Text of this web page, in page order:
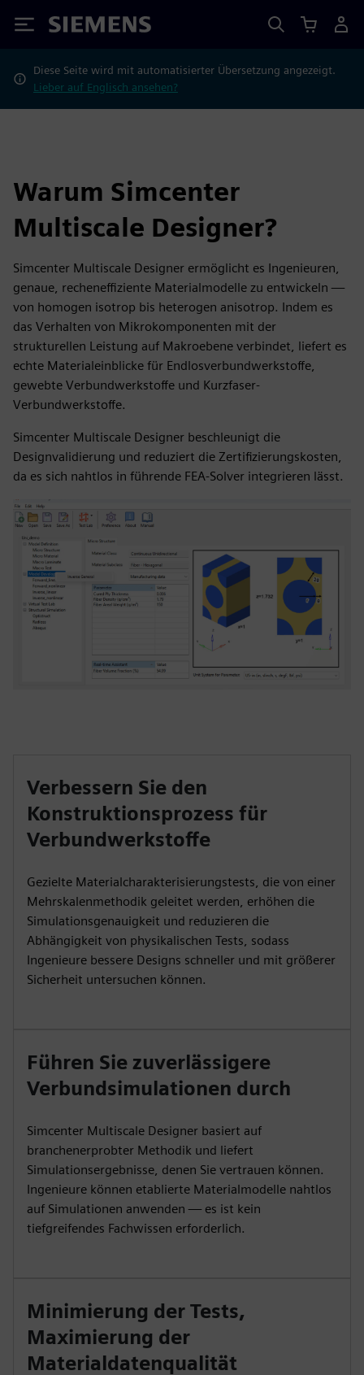
Siemens
Diese Seite wird mit automatisierter Übersetzung angezeigt.
Lieber auf Englisch ansehen?
Warum Simcenter
Multiscale Designer?
Simcenter Multiscale Designer ermöglicht es Ingenieuren,
genaue, recheneffiziente Materialmodelle zu entwickeln —
von homogen isotrop bis heterogen anisotrop. Indem es
das Verhalten von Mikrokomponenten mit der
strukturellen Leistung auf Makroebene verbindet, liefert es
echte Materialeinblicke für Endlosverbundwerkstoffe,
gewebte Verbundwerkstoffe und Kurzfaser-
Verbundwerkstoffe.
Simcenter Multiscale Designer beschleunigt die
Designvalidierung und reduziert die Zertifizierungskosten,
da es sich nahtlos in führende FEA-Solver integrieren lässt.
Verbessern Sie den
Konstruktionsprozess für
Verbundwerkstoffe
Gezielte Materialcharakterisierungstests, die von einer
Mehrskalenmethodik geleitet werden, erhöhen die
Simulationsgenauigkeit und reduzieren die
Abhängigkeit von physikalischen Tests, sodass
Ingenieure bessere Designs schneller und mit größerer
Sicherheit untersuchen können.
Führen Sie zuverlässigere
Verbundsimulationen durch
Simcenter Multiscale Designer basiert auf
branchenerprobter Methodik und liefert
Simulationsergebnisse, denen Sie vertrauen können.
Ingenieure können etablierte Materialmodelle nahtlos
auf Simulationen anwenden — es ist kein
tiefgreifendes Fachwissen erforderlich.
Minimierung der Tests,
Maximierung der
Materialdatenqualität